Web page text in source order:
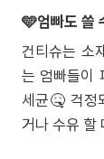
🩵엄빠도 쓸
건티슈는 소
는 엄빠들이
세균🤒 걱정
거나 수유 할